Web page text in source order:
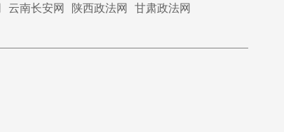
云南长安网 陕西政法网
甘肃政法网